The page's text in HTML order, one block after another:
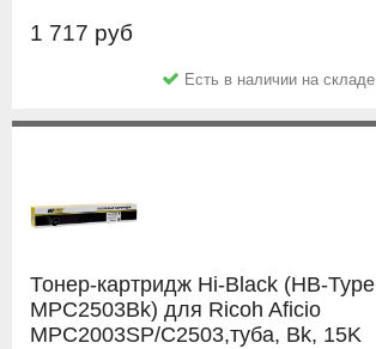
1 717 руб
Есть в наличии на складе
Тонер-картридж Hi-Black (HB-Type
MPC2503Bk) для Ricoh Aficio
MPC2003SP/C2503,туба, Bk, 15K